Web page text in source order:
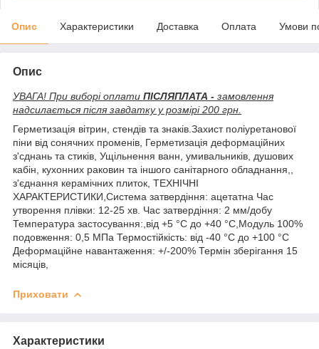
Опис Характеристики Доставка Оплата Умови
Опис
УВАГА! При виборі оплати ПІСЛЯПЛАТА - замовлення
надсилається після завдатку у розмірі 200 грн.
Герметизація вітрин, стендів та знаків.Захист поліуретанової
піни від сонячних променів, Герметизація деформаційних
з'сднань та стиків, Ущільнення ванн, умивальників, душових
кабін, кухонних раковин та іншого санітарного обладнання,,
з'єднання керамічних плиток, ТЕХНІЧНІ
ХАРАКТЕРИСТИКИ,Система затвердіння: ацетатна Час
утворення плівки: 12-25 хв. Час затвердіння: 2 мм/добу
Температура застосування:,від +5 °С до +40 °С,Модуль 100%
подовження: 0,5 MПa Термостійкість: від -40 °С до +100 °С
Деформаційне навантаження: +/-200% Термін зберігання 15
місяців,
Приховати
Характеристики